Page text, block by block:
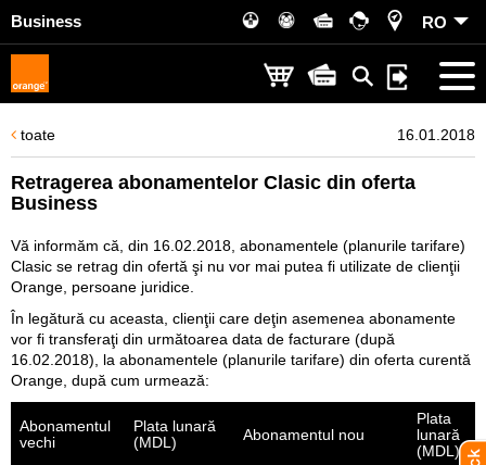
Business RO
toate 16.01.2018
Retragerea abonamentelor Clasic din oferta
Business
Vă informăm că, din 16.02.2018, abonamentele (planurile tarifare)
Clasic se retrag din ofertă şi nu vor mai putea fi utilizate de clienţii
Orange, persoane juridice.
În legătură cu aceasta, clienţii care deţin asemenea abonamente
vor fi transferaţi din următoarea data de facturare (după
16.02.2018), la abonamentele (planurile tarifare) din oferta curentă
Orange, după cum urmează:
Abonamentul
vechi
Plata lunară
(MDL)
Abonamentul nou
Plata
lunară
(MDL)